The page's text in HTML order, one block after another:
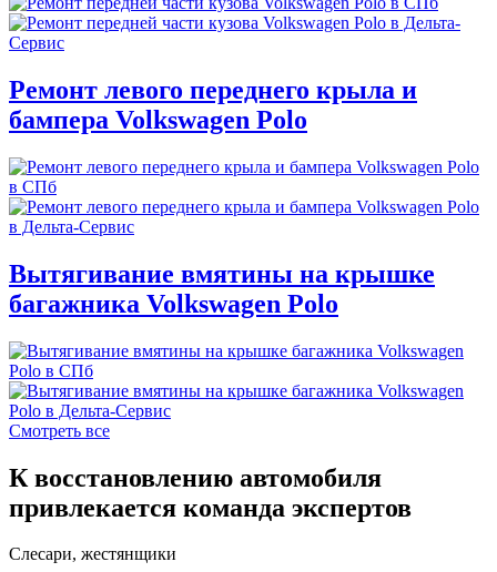
Ремонт левого переднего крыла и
бампера Volkswagen Polo
Вытягивание вмятины на крышке
багажника Volkswagen Polo
Смотреть все
К восстановлению автомобиля
привлекается команда экспертов
Слесари, жестянщики